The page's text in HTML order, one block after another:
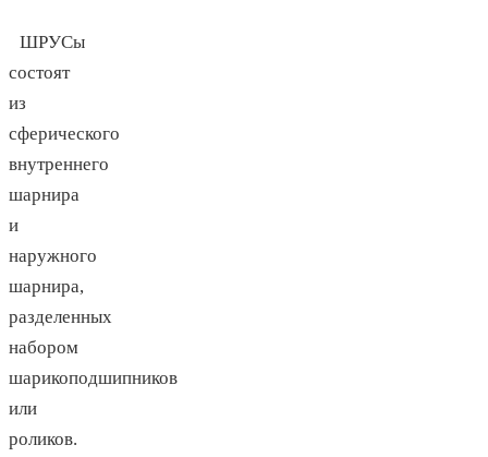
ШРУСы
состоят
из
сферического
внутреннего
шарнира
и
наружного
шарнира,
разделенных
набором
шарикоподшипников
или
роликов.